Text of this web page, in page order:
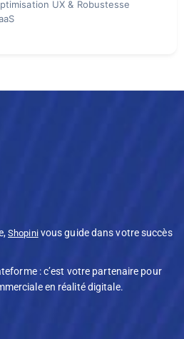
UX & Robustesse
Shopinivous guide dans votre succès
: c’est votre partenaire pour
en réalité digitale.